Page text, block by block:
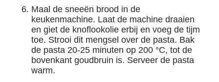
Maal de sneeën brood in de
keukenmachine. Laat de machine draaien
en giet de knoflookolie erbij en voeg de tijm
toe. Strooi dit mengsel over de pasta. Bak
de pasta 20-25 minuten op 200 °C, tot de
bovenkant goudbruin is. Serveer de pasta
warm.